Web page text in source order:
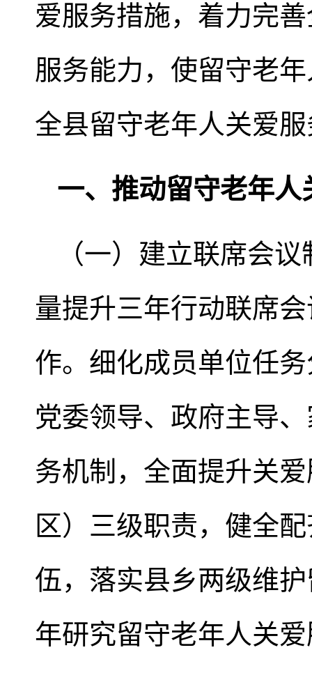
爱服务措施，着力完
服务能力，使留守老
全县留守老年人关爱
一、推动留守老年
（一）建立联席会
量提升三年行动联席
作。细化成员单位任
党委领导、政府主导
务机制，全面提升关
区）三级职责，健全
伍，落实县乡两级维
年研究留守老年人关